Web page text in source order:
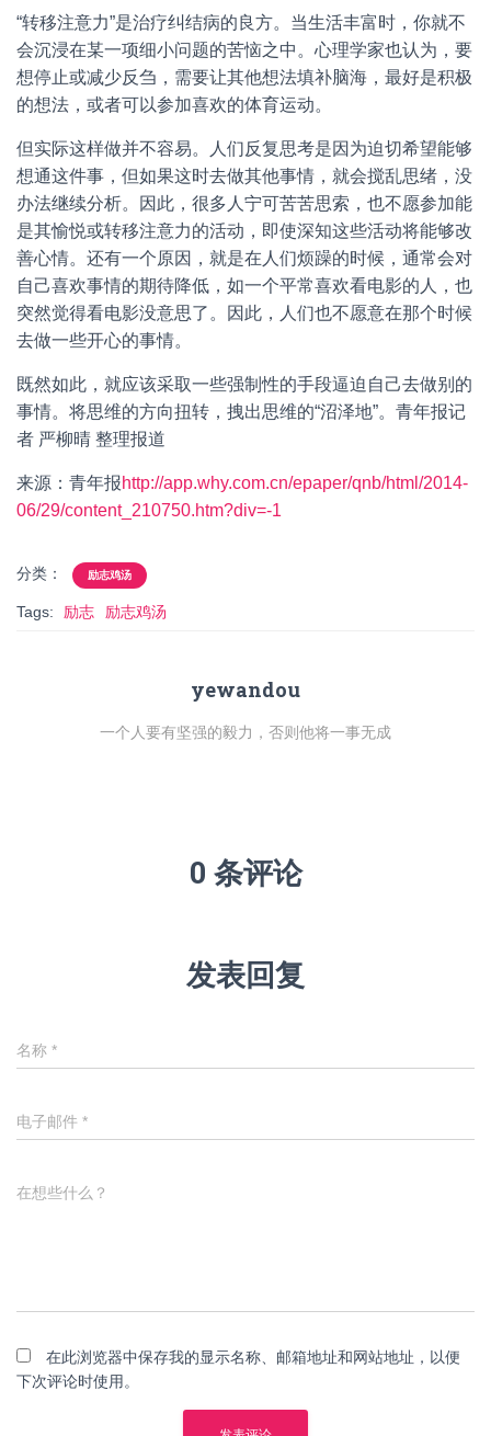
“转移注意力”是治疗纠结病的良方。当生活丰富时，你就不
会沉浸在某一项细小问题的苦恼之中。心理学家也认为，要
想停止或减少反刍，需要让其他想法填补脑海，最好是积极
的想法，或者可以参加喜欢的体育运动。
但实际这样做并不容易。人们反复思考是因为迫切希望能够
想通这件事，但如果这时去做其他事情，就会搅乱思绪，没
办法继续分析。因此，很多人宁可苦苦思索，也不愿参加能
是其愉悦或转移注意力的活动，即使深知这些活动将能够改
善心情。还有一个原因，就是在人们烦躁的时候，通常会对
自己喜欢事情的期待降低，如一个平常喜欢看电影的人，也
突然觉得看电影没意思了。因此，人们也不愿意在那个时候
去做一些开心的事情。
既然如此，就应该采取一些强制性的手段逼迫自己去做别的
事情。将思维的方向扭转，拽出思维的“沼泽地”。青年报记
者 严柳晴 整理报道
来源：青年报http://app.why.com.cn/epaper/qnb/html/2014-
06/29/content_210750.htm?div=-1
分类： 励志鸡汤
Tags: 励志 励志鸡汤
yewandou
一个人要有坚强的毅力，否则他将一事无成
0 条评论
发表回复
名称 *
电子邮件 *
在想些什么？
在此浏览器中保存我的显示名称、邮箱地址和网站地址，以便
下次评论时使用。